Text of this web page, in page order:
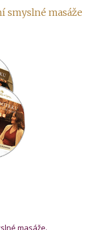
smyslné masáže
masáže.